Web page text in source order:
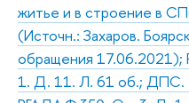
житье и в строение в
(Источн.: Захаров.
обращения
1. Д. 11. Л. 61 об.; ДПС.